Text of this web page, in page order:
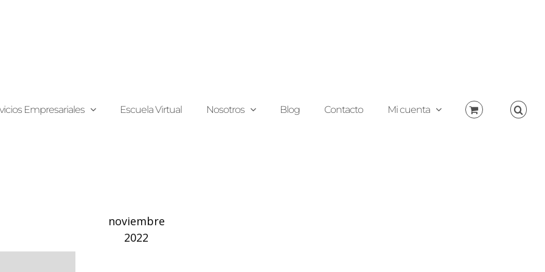
Empresariales Escuela Virtual Nosotros Blog Contacto Mi cuenta
noviembre
2022